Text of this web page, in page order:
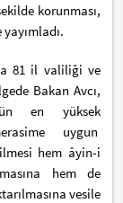
korunması,
81 il valiliği ve
Bakan Avcı,
en yüksek
uygun
hem âyin-i
hem de
vesile